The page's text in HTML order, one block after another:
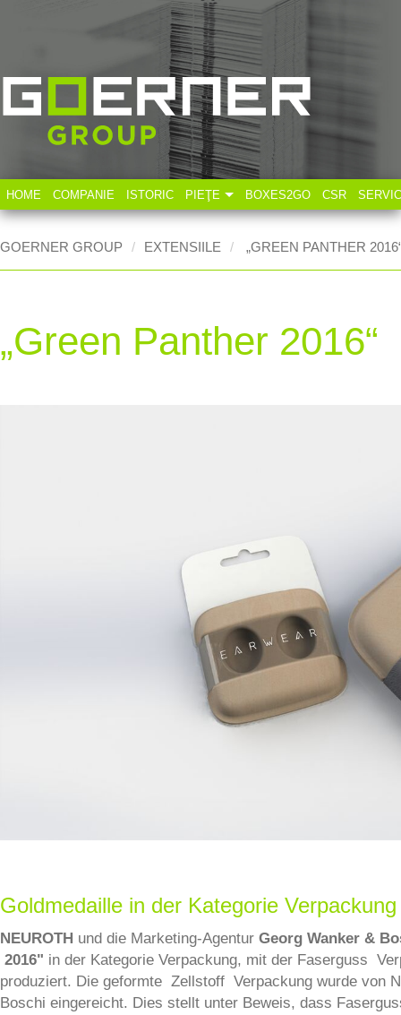
HOME COMPANIE ISTORIC PIEŢE
Industria alimentară
BOXES2GO CSR
GOERNER GROUP EXTENSIILE „GREEN PANTHER
„Green Panther 2016“
Goldmedaille in der Kategorie Verpackung
NEUROTH und die Marketing-Agentur Georg Wanker &
2016" in der Kategorie Verpackung, mit der Faserguss
produziert. Die geformte Zellstoff Verpackung wurde von
Boschi eingereicht. Dies stellt unter Beweis, dass